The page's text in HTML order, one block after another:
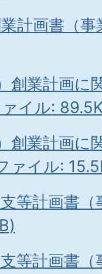
業計画書（
創業計画に
イル:
創業計画に
ァイル:
支等計画書
支等計画書